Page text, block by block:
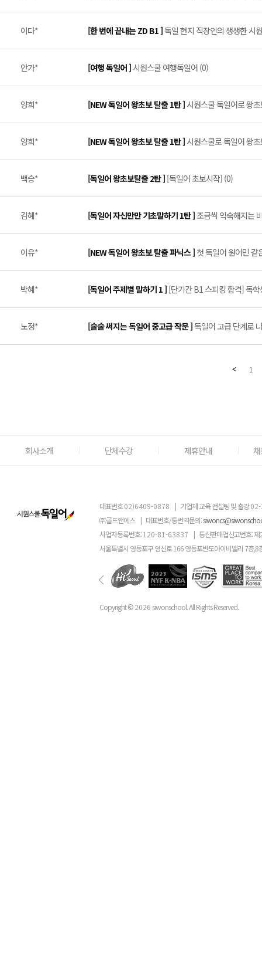
이다* [한 번에 끝내는 ZD B1 ]독일 현지 직장인의 생생한 시
안가* [여행 독일어 ]시원스쿨 여행독일어 (0)
양희* [NEW 독일어 왕초보 탈출 1탄 ]시원스쿨 독일어로 왕
양희* [NEW 독일어 왕초보 탈출 1탄 ]시원스쿨로 독일어 왕
백승* [독일어 왕초보탈출 2탄 ] [독일어 초보시작] (0)
김혜* [독일어 자신만만 기초말하기 1탄 ]조금씩 익숙해지는
이유* [NEW 독일어 왕초보 탈출 파닉스 ] 첫 독일어 원어민 같
박혜* [독일어 주제별 말하기 1 ] [단기간 B1 스피킹 합격] 독
노정* [술술 써지는 독일어 중고급 작문 ]독일어 고급 단계로
1
회사소개 단체수강 제휴안내
대표번호02)6409-0878 | 기업체 교육 컨설팅 및 출강
㈜골드앤에스 | 대표번호/통번역문의:
사업자등록번호:120-81-63837 | 통신판매업신고번호: 제
서울특별시 영등포구 영신로 166 영등포반도아이비밸리 7층,8
Copyright ©2026 siwonschool. All Rights Reserved.